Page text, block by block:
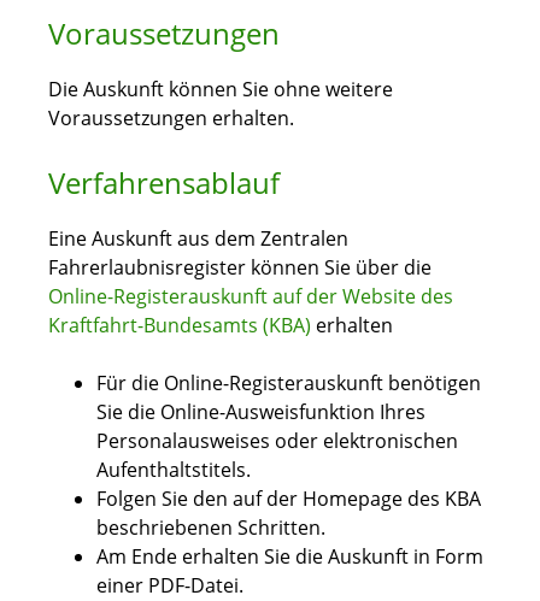
Voraussetzungen
Die Auskunft können Sie ohne weitere
Voraussetzungen erhalten.
Verfahrensablauf
Eine Auskunft aus dem Zentralen
Fahrerlaubnisregister können Sie über die
Online-Registerauskunft auf der Website des
Kraftfahrt-Bundesamts (KBA) erhalten
Für die Online-Registerauskunft benötigen
Sie die Online-Ausweisfunktion Ihres
Personalausweises oder elektronischen
Aufenthaltstitels.
Folgen Sie den auf der Homepage des KBA
beschriebenen Schritten.
Am Ende erhalten Sie die Auskunft in Form
einer PDF-Datei.